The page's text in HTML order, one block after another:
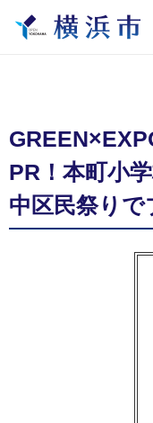
PR！本町小
中区民祭りで